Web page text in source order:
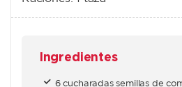
Ingredientes
6 cucharadas semillas de